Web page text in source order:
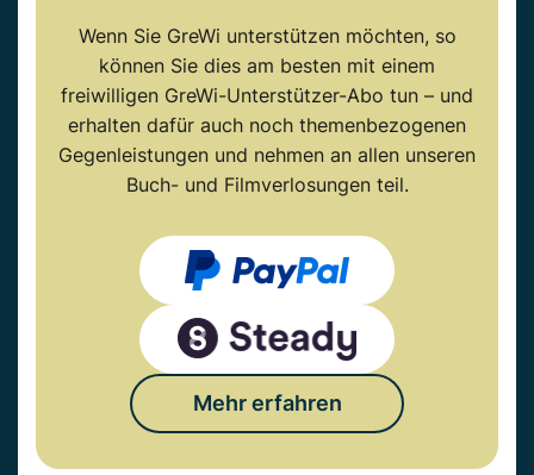
Wenn Sie GreWi unterstützen möchten, so
können Sie dies am besten mit einem
freiwilligen GreWi-Unterstützer-Abo tun – und
erhalten dafür auch noch themenbezogenen
Gegenleistungen und nehmen an allen unseren
Buch- und Filmverlosungen teil.
Mehr erfahren